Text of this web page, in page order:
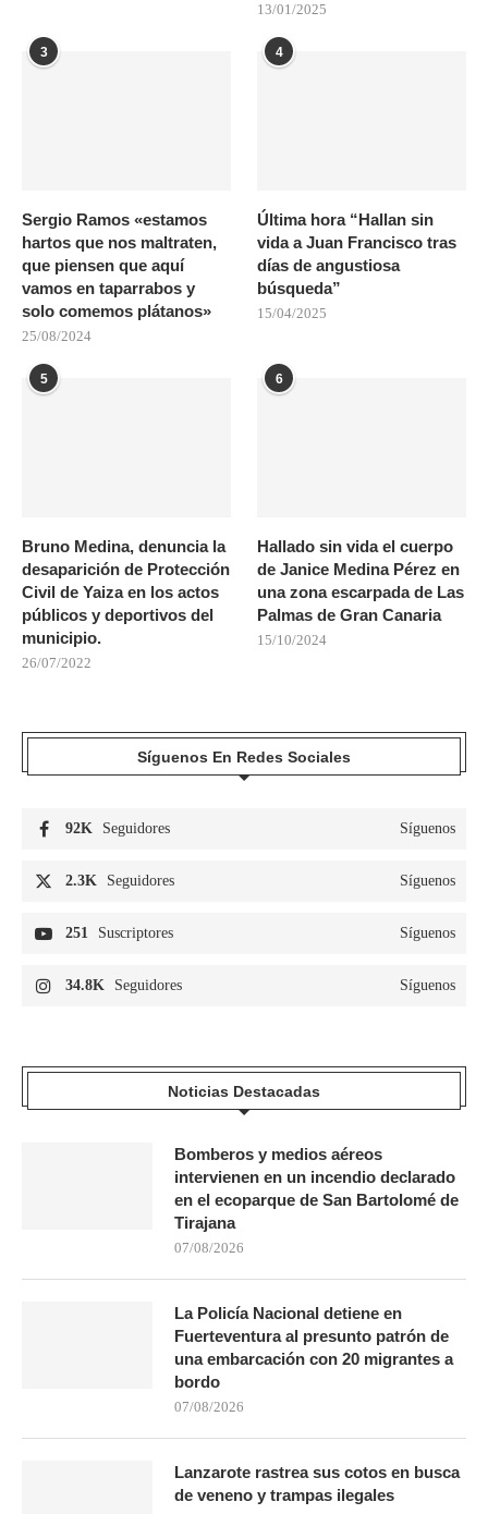
13/01/2025
3
Sergio Ramos «estamos
hartos que nos maltraten,
que piensen que aquí
vamos en taparrabos y
solo comemos plátanos»
25/08/2024
4
Última hora “Hallan sin
vida a Juan Francisco tras
días de angustiosa
búsqueda”
15/04/2025
5
Bruno Medina, denuncia la
desaparición de Protección
Civil de Yaiza en los actos
públicos y deportivos del
municipio.
26/07/2022
6
Hallado sin vida el cuerpo
de Janice Medina Pérez en
una zona escarpada de Las
Palmas de Gran Canaria
15/10/2024
Síguenos En Redes Sociales
92K Seguidores Síguenos
2.3K Seguidores Síguenos
251 Suscriptores Síguenos
34.8K Seguidores Síguenos
Noticias Destacadas
Bomberos y medios aéreos
intervienen en un incendio declarado
en el ecoparque de San Bartolomé de
Tirajana
07/08/2026
La Policía Nacional detiene en
Fuerteventura al presunto patrón de
una embarcación con 20 migrantes a
bordo
07/08/2026
Lanzarote rastrea sus cotos en busca
de veneno y trampas ilegales